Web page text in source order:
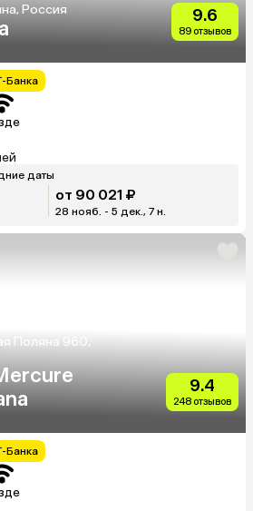
Россия 9.6
89 отзывов
Банка
даты
от 90 021 ₽
28 нояб. - 5 дек., 7 н.
Поляна 960,
9.4
248 отзывов
Банка